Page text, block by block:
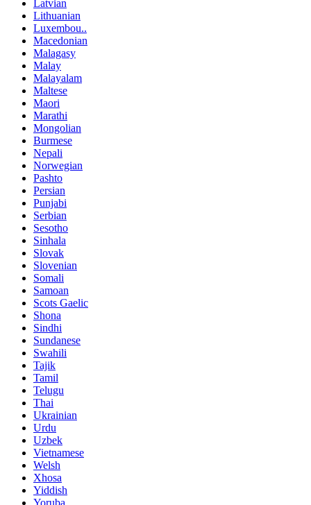
Latvian
Lithuanian
Luxembou..
Macedonian
Malagasy
Malay
Malayalam
Maltese
Maori
Marathi
Mongolian
Burmese
Nepali
Norwegian
Pashto
Persian
Punjabi
Serbian
Sesotho
Sinhala
Slovak
Slovenian
Somali
Samoan
Scots Gaelic
Shona
Sindhi
Sundanese
Swahili
Tajik
Tamil
Telugu
Thai
Ukrainian
Urdu
Uzbek
Vietnamese
Welsh
Xhosa
Yiddish
Yoruba